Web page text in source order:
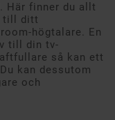
Här finner du allt
till ditt
högtalare. En
till din tv-
så kan ett
kan dessutom
och